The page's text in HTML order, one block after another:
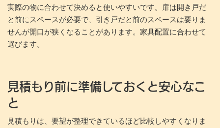
実際の物に合わせて決めると使いやすいです。扉は開き戸だ
と前にスペースが必要で、引き戸だと前のスペースは要りま
せんが開口が狭くなることがあります。家具配置に合わせて
選びます。
見積もり前に準備しておくと安心なこ
と
見積もりは、要望が整理できているほど比較しやすくなりま